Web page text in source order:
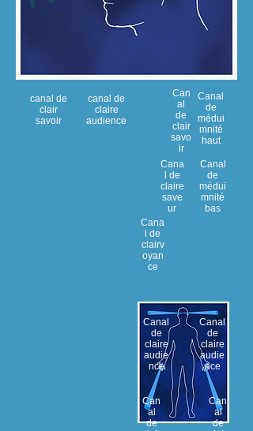
canal de
clair
savoir
canal de
claire
audience
Can
al
de
clair
savo
ir
Cana
l de
claire
save
ur
Canal
de
médui
mnité
haut
Canal
de
médui
mnité
bas
Cana
l de
clairv
oyan
ce
Can
al
de
Can
al
de
Canal
de
claire
audie
nce
Canal
de
claire
audie
nce